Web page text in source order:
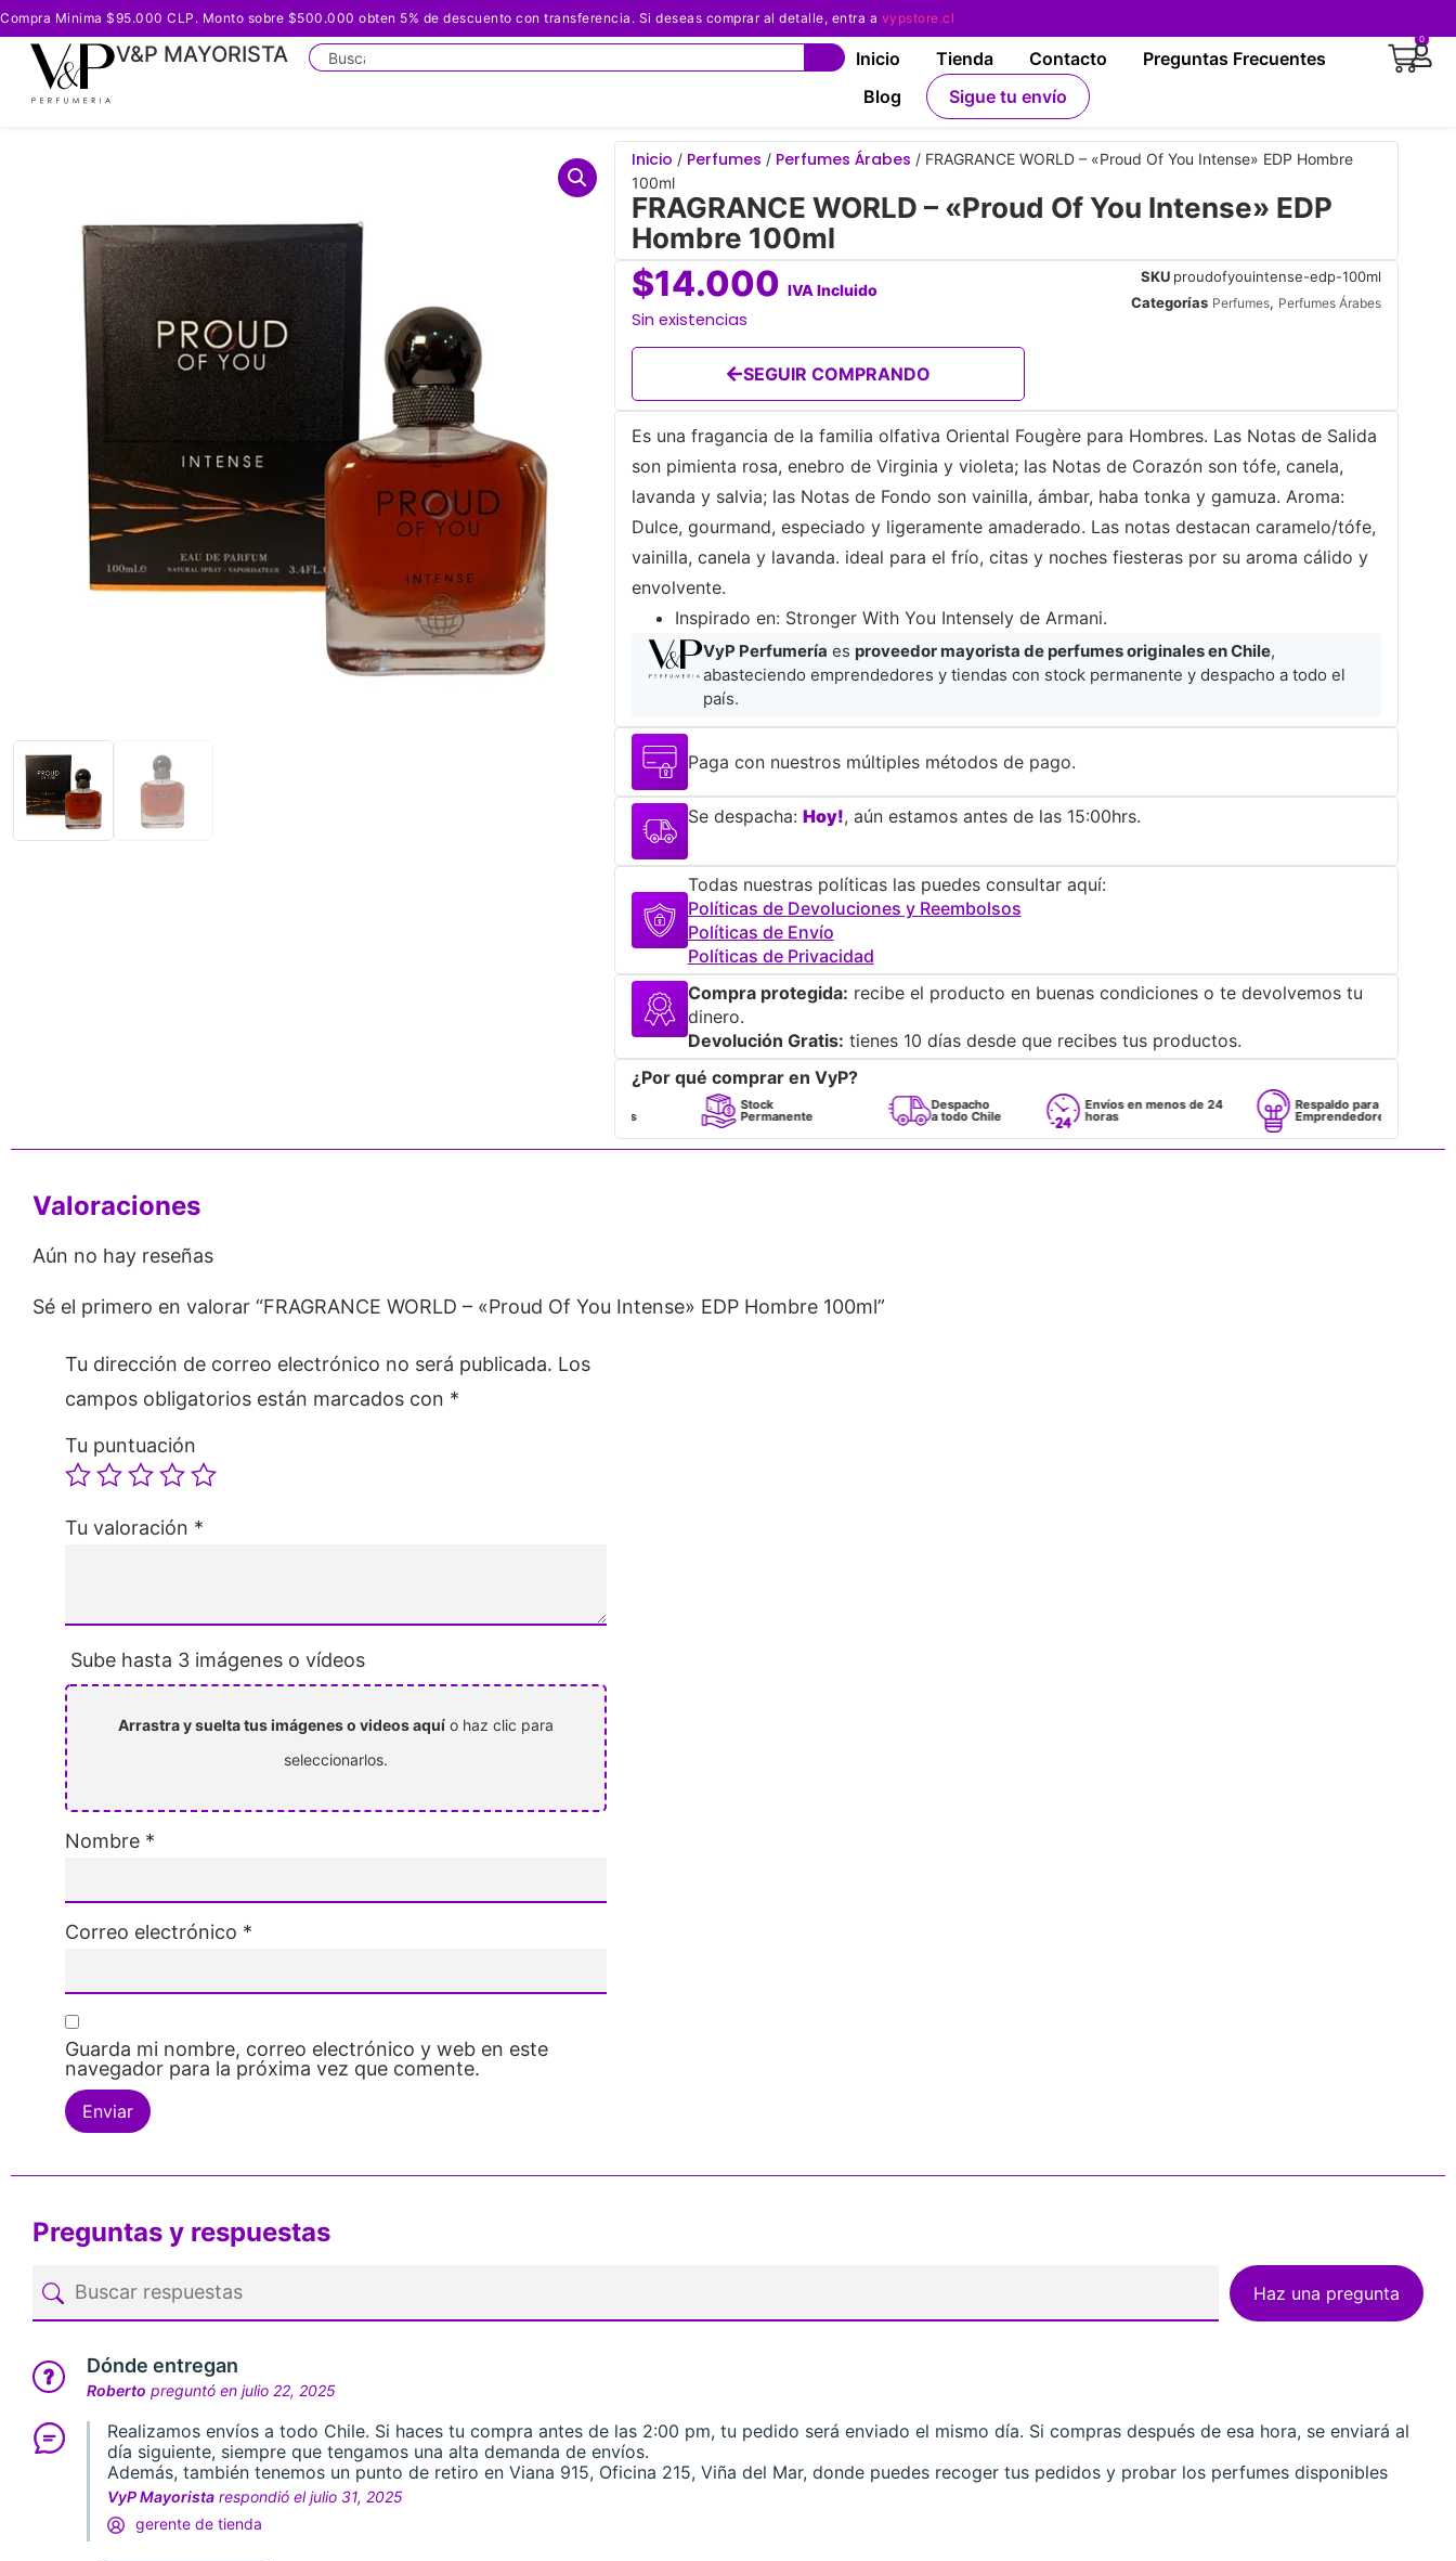
Compra Minima $95.000 CLP. Monto sobre $500.000 obten 5% de descuento con transferencia. Si deseas comprar al detalle, entra a vypstore.cl
V&P MAYORISTA Inicio Tienda Contacto
Preguntas Frecuentes
Blog
Sigue tu envío
0
Inicio / Perfumes / Perfumes Árabes / FRAGRANCE WORLD – «Proud Of You Intense» EDP Hombre
100ml
FRAGRANCE WORLD – «Proud Of You Intense» EDP
Hombre 100ml
$14.000 IVA Incluido
Sin existencias
SEGUIR COMPRANDO
SKU proudofyouintense-edp-100ml
Categorías Perfumes, Perfumes Árabes
Es una fragancia de la familia olfativa Oriental Fougère para Hombres. Las Notas de Salida
son pimienta rosa, enebro de Virginia y violeta; las Notas de Corazón son tófe, canela,
lavanda y salvia; las Notas de Fondo son vainilla, ámbar, haba tonka y gamuza. Aroma:
Dulce, gourmand, especiado y ligeramente amaderado. Las notas destacan caramelo/tófe,
vainilla, canela y lavanda. ideal para el frío, citas y noches fiesteras por su aroma cálido y
envolvente.
Inspirado en: Stronger With You Intensely de Armani.
VyP Perfumería es proveedor mayorista de perfumes originales en Chile,
abasteciendo emprendedores y tiendas con stock permanente y despacho a todo el
país.
Paga con nuestros múltiples métodos de pago.
Se despacha: Hoy!, aún estamos antes de las 15:00hrs.
Todas nuestras políticas las puedes consultar aquí:
Políticas de Devoluciones y Reembolsos
Políticas de Envío
Políticas de Privacidad
Compra protegida: recibe el producto en buenas condiciones o te devolvemos tu
dinero.
Devolución Gratis: tienes 10 días desde que recibes tus productos.
¿Por qué comprar en VyP?
Stock
Permanente
Despacho
a todo Chile
Envíos en menos de 24
horas
Respaldo para
Emprendedores
Valoraciones
Aún no hay reseñas
Sé el primero en valorar “FRAGRANCE WORLD – «Proud Of You Intense» EDP Hombre 100ml”
Tu dirección de correo electrónico no será publicada. Los
campos obligatorios están marcados con *
Tu puntuación
Tu valoración *
Sube hasta 3 imágenes o vídeos
Arrastra y suelta tus imágenes o videos aquí o haz clic para
seleccionarlos.
Nombre *
Correo electrónico *
Guarda mi nombre, correo electrónico y web en este
navegador para la próxima vez que comente.
Preguntas y respuestas
Haz una pregunta
Dónde entregan
Roberto preguntó en julio 22, 2025
Realizamos envíos a todo Chile. Si haces tu compra antes de las 2:00 pm, tu pedido será enviado el mismo día. Si compras después de esa hora, se enviará al
día siguiente, siempre que tengamos una alta demanda de envíos.
Además, también tenemos un punto de retiro en Viana 915, Oficina 215, Viña del Mar, donde puedes recoger tus pedidos y probar los perfumes disponibles
VyP Mayorista respondió el julio 31, 2025
gerente de tienda